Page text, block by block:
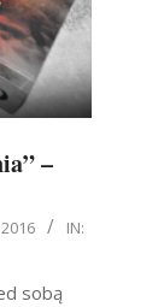
–
IN:
sobą